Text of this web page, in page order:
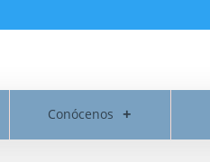
Conócenos